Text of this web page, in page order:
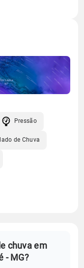
Pressão
de Chuva
chuva em
- MG?